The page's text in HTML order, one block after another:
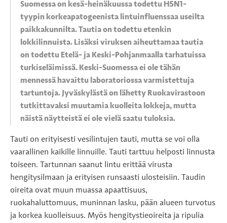
Suomessa on kesä-heinäkuussa todettu H5N1-
tyypin korkeapatogeenista lintuinfluenssaa useilta
paikkakunnilta. Tautia on todettu etenkin
lokkilinnuista. Lisäksi viruksen aiheuttamaa tautia
on todettu Etelä- ja Keski-Pohjanmaalla tarhatuissa
turkiseläimissä. Keski-Suomessa ei ole tähän
mennessä havaittu laboratoriossa varmistettuja
tartuntoja. Jyväskylästä on lähetty Ruokavirastoon
tutkittavaksi muutamia kuolleita lokkeja, mutta
näistä näytteistä ei ole vielä saatu tuloksia.
Tauti on erityisesti vesilintujen tauti, mutta se voi olla
vaarallinen kaikille linnuille. Tauti tarttuu helposti linnusta
toiseen. Tartunnan saanut lintu erittää virusta
hengitysilmaan ja erityisen runsaasti ulosteisiin. Taudin
oireita ovat muun muassa apaattisuus,
ruokahaluttomuus, muninnan lasku, pään alueen turvotus
ja korkea kuolleisuus. Myös hengitystieoireita ja ripulia